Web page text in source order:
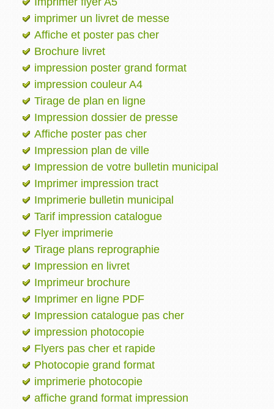
imprimer un livret de messe
Affiche et poster pas cher
Brochure livret
impression poster grand format
impression couleur A4
Tirage de plan en ligne
Impression dossier de presse
Affiche poster pas cher
Impression plan de ville
Impression de votre bulletin municipal
Imprimer impression tract
Imprimerie bulletin municipal
Tarif impression catalogue
Flyer imprimerie
Tirage plans reprographie
Impression en livret
Imprimeur brochure
Imprimer en ligne PDF
Impression catalogue pas cher
impression photocopie
Flyers pas cher et rapide
Photocopie grand format
imprimerie photocopie
affiche grand format impression